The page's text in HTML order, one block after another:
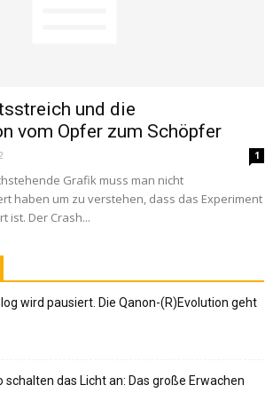
und die
vom Opfer zum Schöpfer
1
Grafik muss man nicht
haben um zu verstehen, dass das Experiment
ist. Der Crash...
wird pausiert. Die Qanon-(R)Evolution geht
schalten das Licht an: Das große Erwachen